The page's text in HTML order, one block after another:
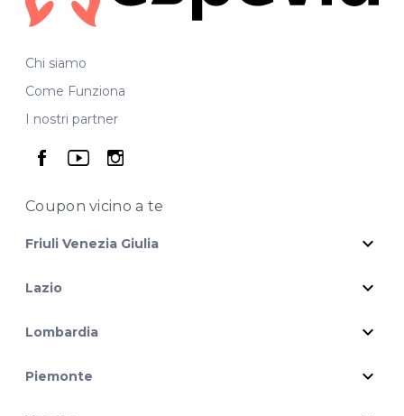
Chi siamo
Come Funziona
I nostri partner
seguici su facebook
seguici su youtube
seguici su instagram
Coupon vicinoa te
Friuli Venezia Giulia expand_more
Lazio expand_more
Lombardia expand_more
Piemonte expand_more